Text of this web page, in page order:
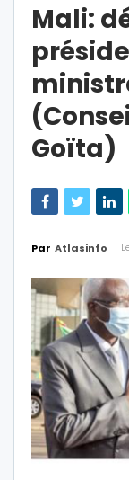
Mali:
Goïta)
Par Atlasinfo